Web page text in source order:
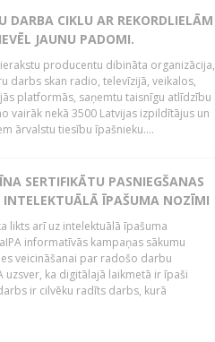
DARBA CIKLU AR REKORDLIELĀM
JAUNU PADOMI.
producentu dibināta organizācija,
darbs skan radio, televīzijā, veikalos,
platformās, saņemtu taisnīgu atlīdzību
vairāk nekā 3500 Latvijas izpildītājus un
ārvalstu tiesību īpašnieku....
SERTIFIKĀTU PASNIEGŠANAS
INTELEKTUĀLĀ ĪPAŠUMA NOZĪMI
likts arī uz intelektuālā īpašuma
informatīvās kampaņas sākumu
veicināšanai par radošo darbu
uzsver, ka digitālajā laikmetā ir īpaši
ir cilvēku radīts darbs, kurā